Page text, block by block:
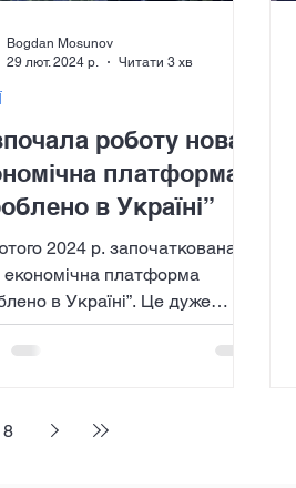
роботу нова
платформа
в Україні”
2024 р. започаткована
економічна платформа
в Україні”. Це дуже
крок з боку держави в
допомоги...
Bogdan Mosunov
29 лют. 2024 р.
Читати 3 хв
8